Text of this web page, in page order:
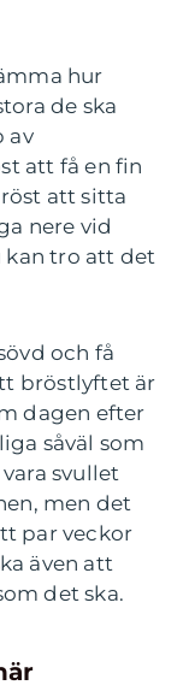
hur
de ska
av
att få en fin
att sitta
nere vid
kan tro att det
och få
bröstlyftet är
dagen efter
såväl som
svullet
men det
par veckor
även att
det ska.